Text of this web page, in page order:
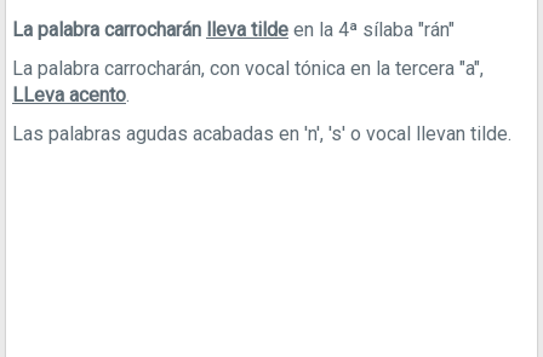
La palabra carrocharán lleva tilde en la 4ª sílaba "rán"
La palabra carrocharán, con vocal tónica en la tercera "a",
LLeva acento.
Las palabras agudas acabadas en 'n', 's' o vocal llevan tilde.